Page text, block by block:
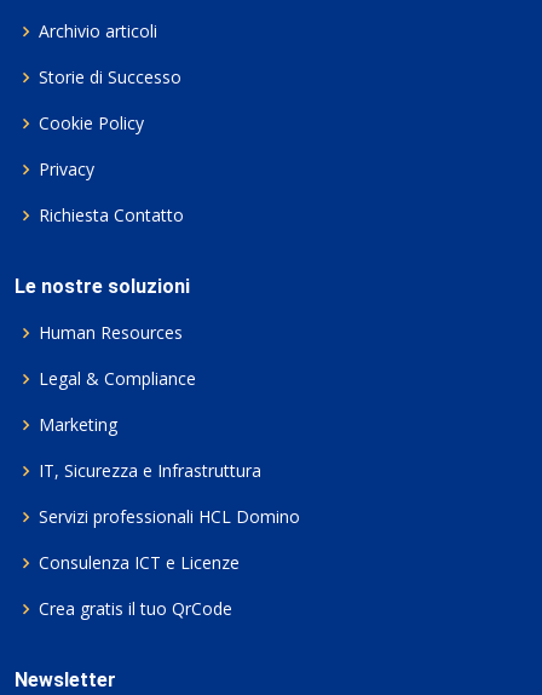
Archivio articoli
Storie di Successo
Cookie Policy
Privacy
Richiesta Contatto
Le nostre soluzioni
Human Resources
Legal & Compliance
Marketing
IT, Sicurezza e Infrastruttura
Servizi professionali HCL Domino
Consulenza ICT e Licenze
Crea gratis il tuo QrCode
Newsletter